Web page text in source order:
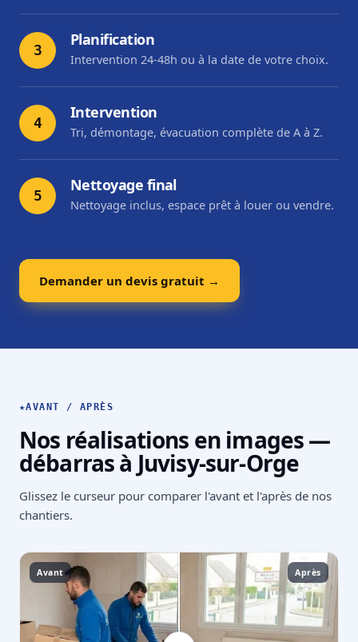
3
Planification
Intervention 24-48h ou à la date de votre choix.
4
Intervention
Tri, démontage, évacuation complète de A à Z.
5
Nettoyage final
Nettoyage inclus, espace prêt à louer ou vendre.
Demander un devis gratuit →
★AVANT / APRÈS
Nos réalisations en images —
débarras à Juvisy-sur-Orge
Glissez le curseur pour comparer l'avant et l'après de nos
chantiers.
Avant Après